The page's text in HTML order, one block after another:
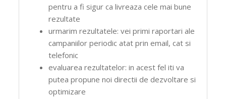
pentru a fi sigur ca livreaza cele mai bune
rezultate
urmarim rezultatele: vei primi raportari ale
campaniilor periodic atat prin email, cat si
telefonic
evaluarea rezultatelor: in acest fel iti va
putea propune noi directii de dezvoltare si
optimizare